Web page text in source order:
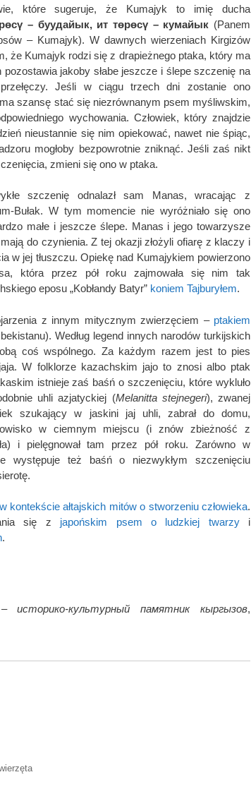
które sugeruje, że Kumajyk to imię ducha
– буудайык, ит төрөсү – кумайык (Panem
– Kumajyk). W dawnych wierzeniach Kirgizów
że Kumajyk rodzi się z drapieżnego ptaka, który ma
pozostawia jakoby słabe jeszcze i ślepe szczenię na
Jeśli w ciągu trzech dni zostanie ono
szansę stać się niezrównanym psem myśliwskim,
wychowania. Człowiek, który znajdzie
nieustannie się nim opiekować, nawet nie śpiąc,
mogłoby bezpowrotnie zniknąć. Jeśli zaś nikt
zmieni się ono w ptaka.
szczenię odnalazł sam Manas, wracając z
Bułak. W tym momencie nie wyróżniało się ono
małe i jeszcze ślepe. Manas i jego towarzysze
do czynienia. Z tej okazji złożyli ofiarę z klaczy i
w jej tłuszczu. Opiekę nad Kumajykiem powierzono
która przez pół roku zajmowała się nim tak
eposu „Kobłandy Batyr” koniem Tajburyłem.
z innym mitycznym zwierzęciem – ptakiem
Według legend innych narodów turkijskich
coś wspólnego. Za każdym razem jest to pies
W folklorze kazachskim jajo to znosi albo ptak
istnieje zaś baśń o szczenięciu, które wykluło
uhli azjatyckiej (Melanitta stejnegeri), zwanej
szukający w jaskini jaj uhli, zabrał do domu,
w ciemnym miejscu (i znów zbieżność z
i pielęgnował tam przez pół roku. Zarówno w
występuje też baśń o niezwykłym szczenięciu
kontekście ałtajskich mitów o stworzeniu człowieka.
się z japońskim psem o ludzkiej twarzyi
.
историко-культурный памятник кыргызов,